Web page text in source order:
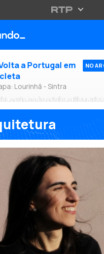
a Portugal em
Lourinhã - Sintra
NO AR